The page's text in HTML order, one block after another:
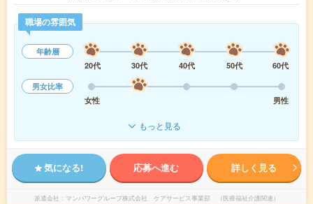
職場の雰囲気
年齢層
20代
30代 40代 50代
60代
男女比率
女性
男性
もっと見る
気になる! 応募へ進む 詳しく見る
派遣会社 マンパワーグループ株式会社 ケアサービス事業部 （医療福祉介護関連）